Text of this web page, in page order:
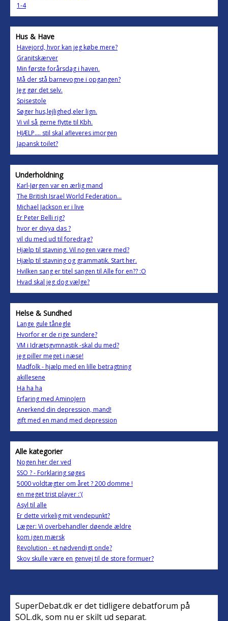
1-4
Hus & Have
Havejord, hvor kan jeg købe mere?
Granitskærver
Min første forårsdag i haven.
Må der stå barnevogne i opgangen?
Jeg gør det selv.
Spisestole
Søger hus,lejlighed,eler lign.
Vi vil så gerne flytte til Kbh.
HJÆLP.... stil skal afleveres imorgen
Japansk toilet?
Underholdning
Karl-Jørgen var en ærlig mand
The British Israel World Federation...
Michael Jackson er i live
Er Peter Belli rig?
hvor er divya das ?
vil du med ud til foredrag?
Hjælp til stavning. Vil nogen være med?
Hjælp til stavning og grammatik. Start her.
Hvilken sang er titel sangen til Alle for en?? :O
Hvad skal jeg dog vælge?
Helse & Sundhed
Lange gule tånegle
Hvorfor er de rige sundere?
VM i Idrætsgymnastik -skal du med?
jeg piller meget i næse!
Madfolk - hjælp med en lille betragtning
akillesene
Ha ha ha
Erfaring med AminoJern
Anerkend din depression, mand!
gift med en mand med depression
Alle kategorier
Nogen her der ved
SSO ? - Forklaring søges
5000 voldtægter om året ? 200 domme !
en meget trist player :'(
Asyl til alle
Er dette virkelig mit vendepunkt?
Læger: Vi overbehandler døende ældre
kom igen mærsk
Revolution - et nødvendigt onde?
Skov skulle være en genvej til de store formuer?
SuperDebat.dk er det tidligere debatforum på
SOL.dk, som nu er skilt ud separat.